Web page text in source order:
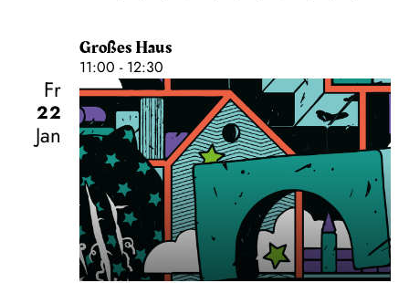
Großes Haus
11:00 - 12:30
Fr
22
Jan